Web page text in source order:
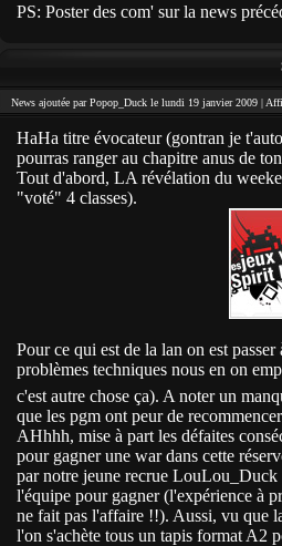
PS: Poster des com' sur la news
News ajoutée par Popop_Duck le lundi 19 janvier 2009 |
HaHa titre évocateur (gontran je
pourras ranger au chapitre anus de
Tout d'abord, LA révélation du
"voté" 4 classes).
Pour ce qui est de la lan on est
problèmes techniques nous en on
c'est autre chose ça). A noter un
que les pgm ont peur de
AHhhh, mise à part les défaites
pour gagner une war dans cette
par notre jeune recrue
l'équipe pour gagner (l'expérience à
ne fait pas l'affaire !!). Aussi, vu que
l'on s'achète tous un tapis format A2